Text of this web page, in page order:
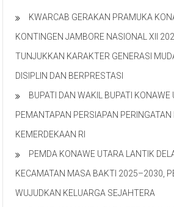
KWARCAB GERAKAN PRAMUKA
KONTINGEN JAMBORE NASIONAL XII
TUNJUKKAN KARAKTER GENERASI
DISIPLIN DAN BERPRESTASI
BUPATI DAN WAKIL BUPATI
PEMANTAPAN PERSIAPAN PERINGATAN
KEMERDEKAAN RI
PEMDA KONAWE UTARA LANTIK
KECAMATAN MASA BAKTI 2025–2030,
WUJUDKAN KELUARGA SEJAHTERA